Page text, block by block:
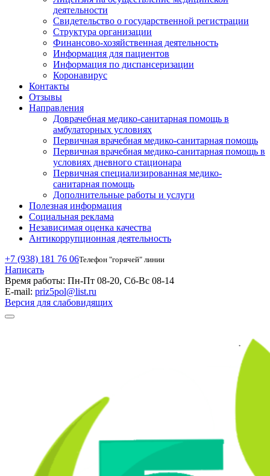
деятельности
Свидетельство о государственной регистрации
Структура организации
Финансово-хозяйственная деятельность
Информация для пациентов
Информация по диспансеризации
Коронавирус
Контакты
Отзывы
Направления
Доврачебная медико-санитарная помощь в
амбулаторных условиях
Первичная врачебная медико-санитарная помощь
Первичная врачебная медико-санитарная помощь в
условиях дневного стационара
Первичная специализированная медико-
санитарная помощь
Дополнительные работы и услуги
Полезная информация
Социальная реклама
Независимая оценка качества
Антикоррупционная деятельность
+7 (938) 181 76 06Телефон "горячей" линии
Написать
Время работы: Пн-Пт 08-20, Сб-Вс 08-14
E-mail: priz5pol@list.ru
Версия для слабовидящих